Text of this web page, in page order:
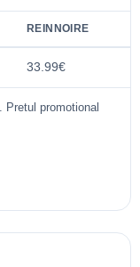
REINNOIRE
33.99€
Pretul promotional